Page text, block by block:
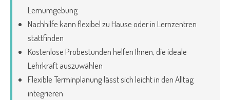
Lernumgebung
Nachhilfe kann flexibel zu Hause oder in Lernzentren
stattfinden
Kostenlose Probestunden helfen Ihnen, die ideale
Lehrkraft auszuwählen
Flexible Terminplanung lässt sich leicht in den Alltag
integrieren